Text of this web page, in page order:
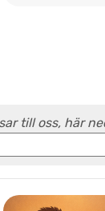
till oss, här